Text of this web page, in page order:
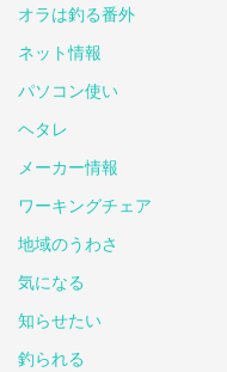
オラは釣る番外
ネット情報
パソコン使い
ヘタレ
メーカー情報
ワーキングチェア
地域のうわさ
気になる
知らせたい
釣られる